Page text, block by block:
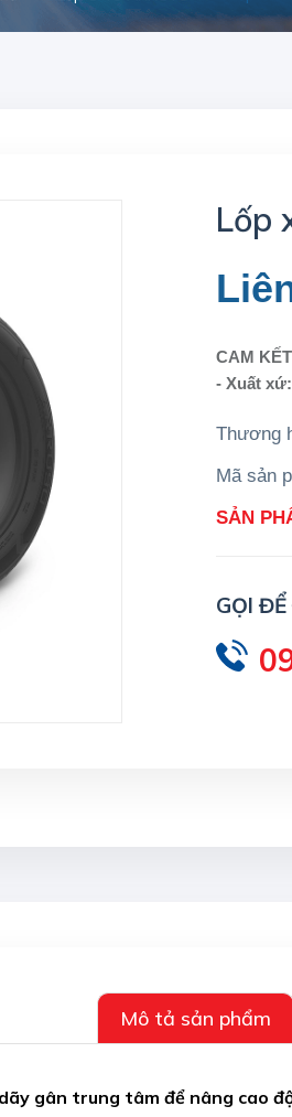
Lốp
CAM
- Xuất xứ:
Thương
Mã sản
SẢN
GỌI
Mô tả sản phẩm
gân trung tâm để nâng cao